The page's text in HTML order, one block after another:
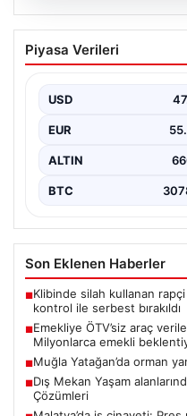
Emekliye
yasa çıkacak mı?
Piyasa Verileri
USD
EUR
ALTIN
BTC
Son Eklenen Haberler
■Klibinde silah kullanan
kontrol ile serbest bırakıldı
■Emekliye ÖTV’siz araç
Milyonlarca emekli
■Muğla Yatağan’da orman
■Dış Mekan Yaşam
Çözümleri